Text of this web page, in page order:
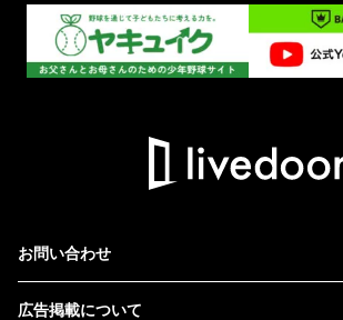
お問い合わせ
広告掲載について